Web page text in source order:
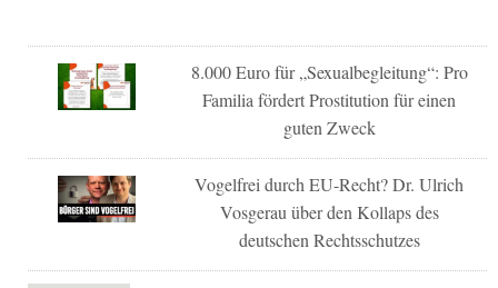
8.000 Euro für „Sexualbegleitung“: Pro
Familia fördert Prostitution für einen
guten Zweck
Vogelfrei durch EU-Recht? Dr. Ulrich
Vosgerau über den Kollaps des
deutschen Rechtsschutzes